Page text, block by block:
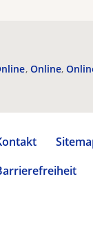
Online